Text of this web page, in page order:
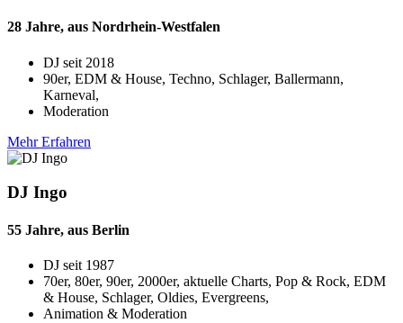
28 Jahre, aus Nordrhein-Westfalen
DJ seit 2018
90er, EDM & House, Techno, Schlager, Ballermann,
Karneval,
Moderation
Mehr Erfahren
DJ Ingo
55 Jahre, aus Berlin
DJ seit 1987
70er, 80er, 90er, 2000er, aktuelle Charts, Pop & Rock, EDM
& House, Schlager, Oldies, Evergreens,
Animation & Moderation